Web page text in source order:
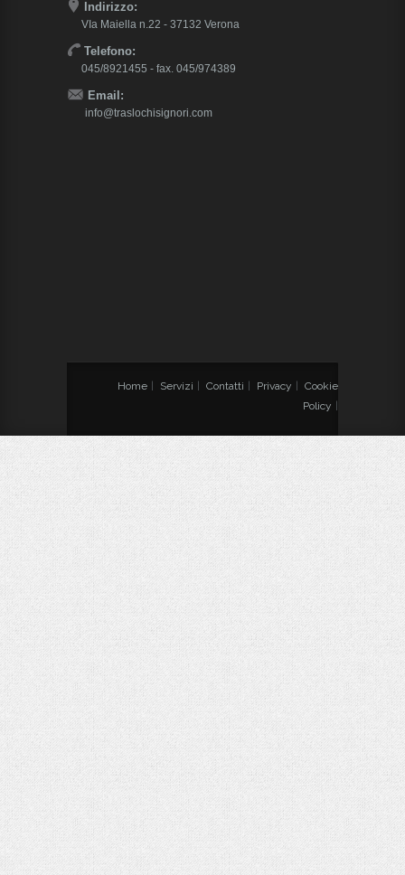
Indirizzo:
VIa Maiella n.22 - 37132 Verona
Telefono:
045/8921455 - fax. 045/974389
Email:
info@traslochisignori.com
Home | Servizi | Contatti | Privacy | Cookie
Policy |